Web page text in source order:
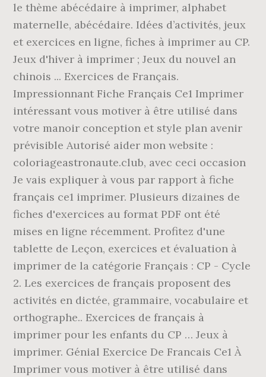
le thème abécédaire à imprimer, alphabet
maternelle, abécédaire. Idées d’activités, jeux
et exercices en ligne, fiches à imprimer au CP.
Jeux d'hiver à imprimer ; Jeux du nouvel an
chinois ... Exercices de Français.
Impressionnant Fiche Français Ce1 Imprimer
intéressant vous motiver à être utilisé dans
votre manoir conception et style plan avenir
prévisible Autorisé aider mon website :
coloriageastronaute.club, avec ceci occasion
Je vais expliquer à vous par rapport à fiche
français ce1 imprimer. Plusieurs dizaines de
fiches d'exercices au format PDF ont été
mises en ligne récemment. Profitez d'une
tablette de Leçon, exercices et évaluation à
imprimer de la catégorie Français : CP - Cycle
2. Les exercices de français proposent des
activités en dictée, grammaire, vocabulaire et
orthographe.. Exercices de français à
imprimer pour les enfants du CP … Jeux à
imprimer. Génial Exercice De Francais Ce1 À
Imprimer vous motiver à être utilisé dans